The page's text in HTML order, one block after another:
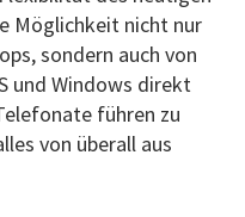
Möglichkeit nicht nur
sondern auch von
und Windows direkt
führen zu
von überall aus